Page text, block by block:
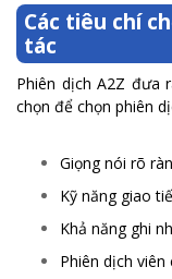
Các tiêu chí
tác
Phiên dịch A2Z đưa
chọn để chọn phiên
Giọng nói rõ
Kỹ năng giao
Khả năng ghi
Phiên dịch